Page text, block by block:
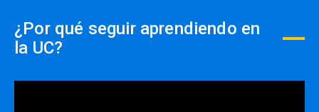
Además, cada curso contará con dos instancias
ambas optativas, es decir, participan sólo
¿Por qué seguir aprendiendo en
la UC?